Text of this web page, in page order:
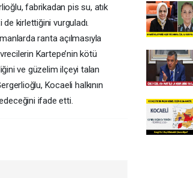
fabrikadan pis su, atık
kirlettiğini vurguladı.
ranta açılmasıyla
Kartepe’nin kötü
ve güzelim ilçeyi talan
Kocaeli halkının
ifade etti.